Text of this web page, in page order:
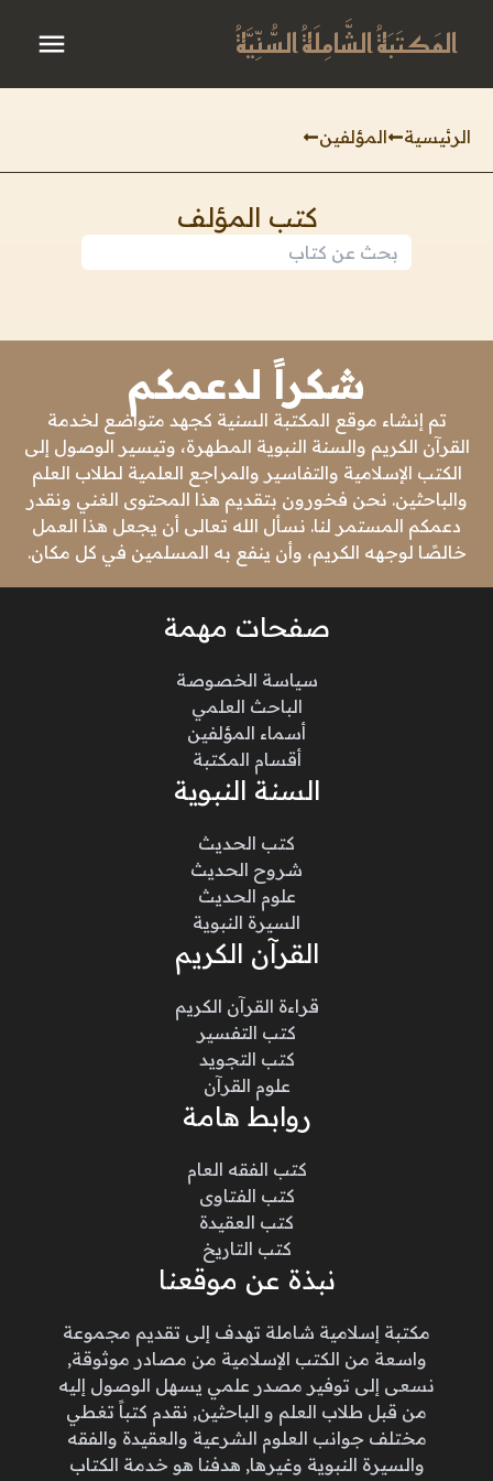
المَكتَبَةُ الشَّامِلَةُ السُّنِّيَّةُ
الرئيسية المؤلفين
كتب المؤلف
شكراً لدعمكم
تم إنشاء موقع المكتبة السنية كجهد متواضع لخدمة
القرآن الكريم والسنة النبوية المطهرة، وتيسير الوصول إلى
الكتب الإسلامية والتفاسير والمراجع العلمية لطلاب العلم
والباحثين. نحن فخورون بتقديم هذا المحتوى الغني ونقدر
دعمكم المستمر لنا. نسأل الله تعالى أن يجعل هذا العمل
خالصًا لوجهه الكريم، وأن ينفع به المسلمين في كل مكان.
صفحات مهمة
سياسة الخصوصة
الباحث العلمي
أسماء المؤلفين
أقسام المكتبة
السنة النبوية
كتب الحديث
شروح الحديث
علوم الحديث
السيرة النبوية
القرآن الكريم
قراءة القرآن الكريم
كتب التفسير
كتب التجويد
علوم القرآن
روابط هامة
كتب الفقه العام
كتب الفتاوى
كتب العقيدة
كتب التاريخ
نبذة عن موقعنا
مكتبة إسلامية شاملة تهدف إلى تقديم مجموعة
واسعة من الكتب الإسلامية من مصادر موثوقة,
نسعى إلى توفير مصدر علمي يسهل الوصول إليه
من قبل طلاب العلم و الباحثين, نقدم كتباً تغطي
مختلف جوانب العلوم الشرعية والعقيدة والفقه
والسيرة النبوية وغيرها, هدفنا هو خدمة الكتاب